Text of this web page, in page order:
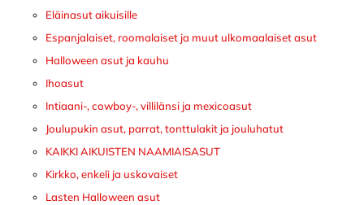
Eläinasut aikuisille
Espanjalaiset, roomalaiset ja muut ulkomaalaiset asut
Halloween asut ja kauhu
Ihoasut
Intiaani-, cowboy-, villilänsi ja mexicoasut
Joulupukin asut, parrat, tonttulakit ja jouluhatut
KAIKKI AIKUISTEN NAAMIAISASUT
Kirkko, enkeli ja uskovaiset
Lasten Halloween asut